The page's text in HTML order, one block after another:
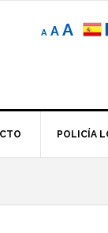
A
Reducir
elA A
de
POLICÍA